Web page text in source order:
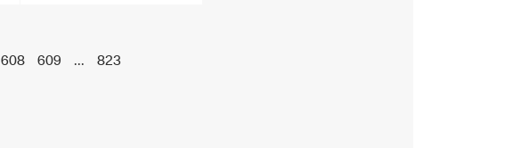
608 609 ... 823